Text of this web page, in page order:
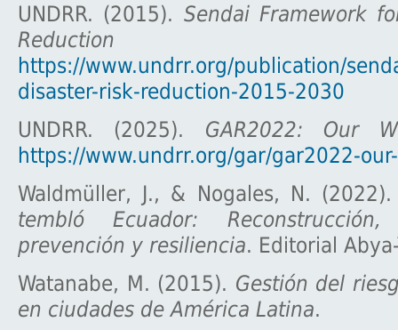
UNDRR. (2015). Sendai Framework
Reduction
https://www.undrr.org/publication/
disaster-risk-reduction-2015-2030
UNDRR. (2025). GAR2022: Our
https://www.undrr.org/gar/gar2022-
Waldmüller, J., & Nogales, N.
tembló Ecuador: Reconstrucción,
prevención y resiliencia. Editorial
Watanabe, M. (2015). Gestión del
en ciudades de América Latina.